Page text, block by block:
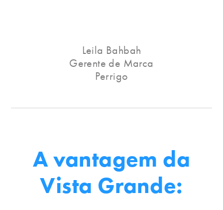
Leila Bahbah
Gerente de Marca
Perrigo
A vantagem da
Vista Grande: